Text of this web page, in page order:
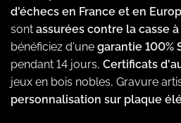
d'échecs en France et en
sont assurées contre la casse
bénéficiez d'une garantie 100%
pendant 14 jours, Certificats
jeux en bois nobles, Gravure
personnalisation sur plaque